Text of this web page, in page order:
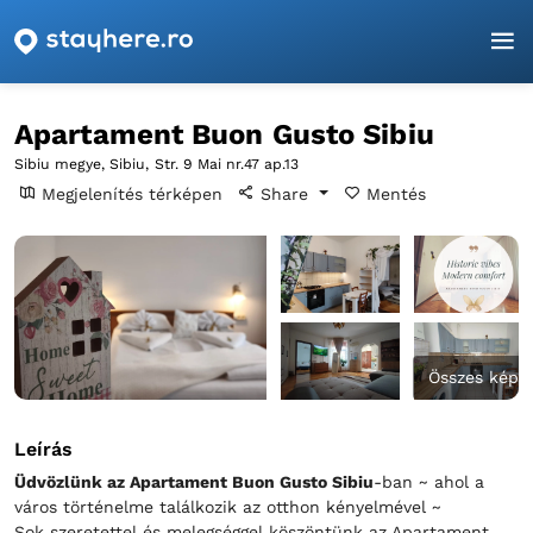
Főoldal
Apartament Buon Gusto Sibiu
Sibiu megye, Sibiu, Str. 9 Mai nr.47 ap.13
Megjelenítés térképen Share Mentés
Összes kép
Leírás
Üdvözlünk az Apartament Buon Gusto Sibiu-ban ~ ahol a
város történelme találkozik az otthon kényelmével ~